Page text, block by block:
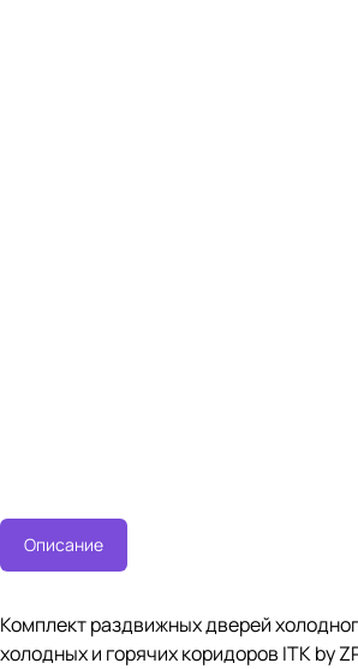
Описание
Комплект раздвижных дверей
холодных и горячих коридоров ITK by